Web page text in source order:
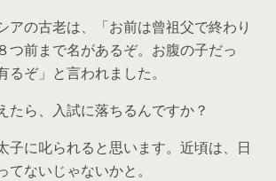
アの古老は、「お前は曾祖父で終わり
つ前まで名があるぞ。お腹の子だっ
るぞ」と言われました。
たら、入試に落ちるんですか？
子に叱られると思います。近頃は、日
てないじゃないかと。